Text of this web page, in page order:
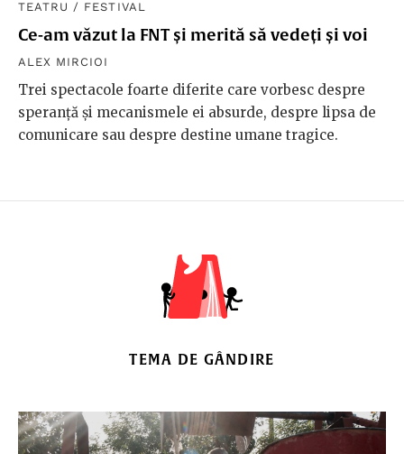
TEATRU / FESTIVAL
Ce-am văzut la FNT și merită să vedeți și voi
ALEX MIRCIOI
Trei spectacole foarte diferite care vorbesc despre
speranţă şi mecanismele ei absurde, despre lipsa de
comunicare sau despre destine umane tragice.
TEMA DE GÂNDIRE